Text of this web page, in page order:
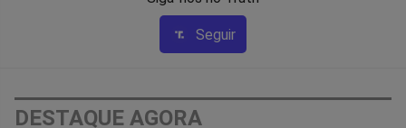
Seguir
DESTAQUE AGORA